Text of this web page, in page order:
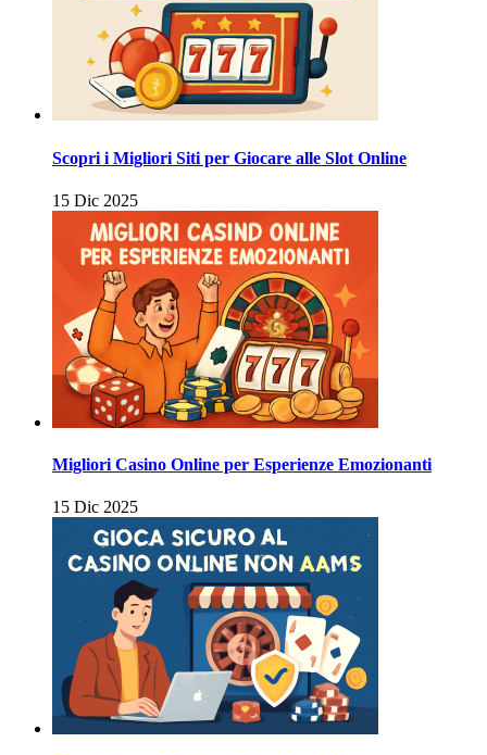
Scopri i Migliori Siti per Giocare alle Slot Online
15 Dic 2025
Migliori Casino Online per Esperienze Emozionanti
15 Dic 2025